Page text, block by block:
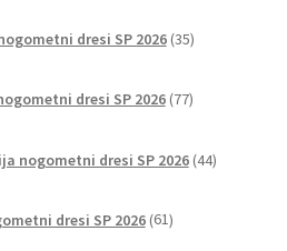
dresi SP 2026 35izdelkov
dresi SP 2026 77izdelkov
nogometni dresi SP 2026 44izdelkov
dresi SP 2026 61izdelkov